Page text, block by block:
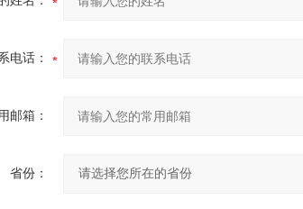
电话：
邮箱：
省份：